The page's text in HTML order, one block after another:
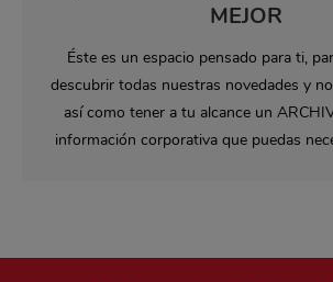
MEJOR
Éste es un espacio pensado para ti,
descubrir todas nuestras novedades y
así como tener a tu alcance un
información corporativa que puedas